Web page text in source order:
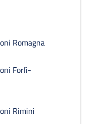
Romagna
Forlì-
Rimini